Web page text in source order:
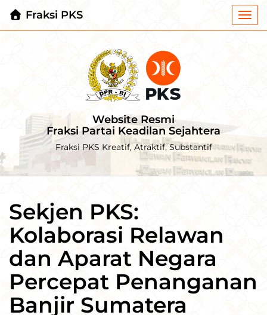
Fraksi PKS
Website Resmi
Fraksi Partai Keadilan Sejahtera
Fraksi PKS Kreatif, Atraktif, Substantif
Sekjen PKS:
Kolaborasi Relawan
dan Aparat Negara
Percepat Penanganan
Banjir Sumatera